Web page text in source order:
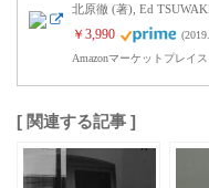
北原徹 (著), Ed
￥3,990
Amazonマーケットプレイス
[ 関連する記事 ]